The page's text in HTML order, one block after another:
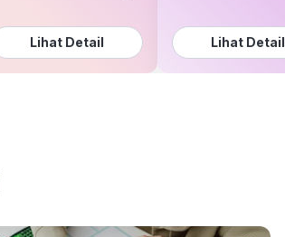
Lihat Detail Lihat Detail